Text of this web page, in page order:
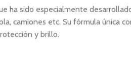
ha sido especialmente
camiones etc. Su fórmula única
y brillo.